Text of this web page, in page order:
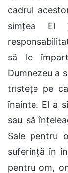
cadrul
simțea El
să le
Dumnezeu a
tristețe pe
înainte. El a
sau să
Sale pentru
suferință în
pentru om,